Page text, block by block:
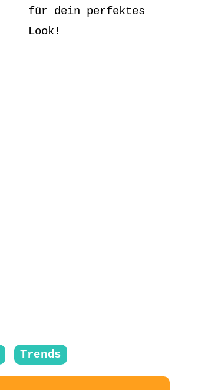
für dein perfektes
Look!
Trends